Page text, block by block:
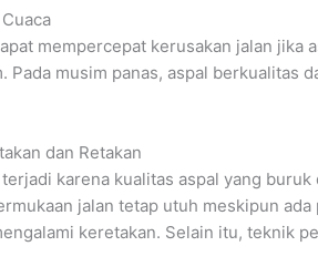
mempercepat kerusakan jalan
Pada musim panas, aspal berkualitas
dan Retakan
karena kualitas aspal yang
jalan tetap utuh meskipun
keretakan. Selain itu, teknik